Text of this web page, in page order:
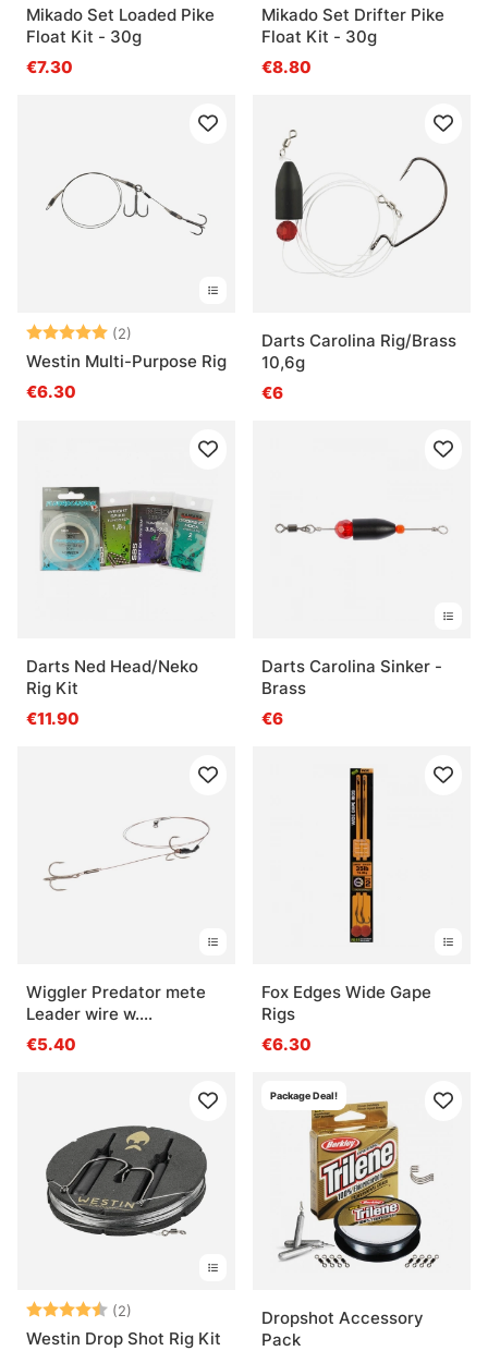
Mikado Set Loaded Pike
Float Kit - 30g
€7.30
Mikado Set Drifter Pike
Float Kit - 30g
€8.80
Arvio: (2)
5.0 5:sta tähdestä
Westin Multi-Purpose Rig
€6.30
Darts Carolina Rig/Brass
10,6g
€6
Darts Ned Head/Neko
Rig Kit
€11.90
Darts Carolina Sinker -
Brass
€6
Wiggler Predator mete
Leader wire w.
gamakatsu Hook
€5.40
Fox Edges Wide Gape
Rigs
€6.30
Arvio: (2)
4.5 5:sta tähdestä
Westin Drop Shot Rig Kit
Package Deal!
Dropshot Accessory
Pack